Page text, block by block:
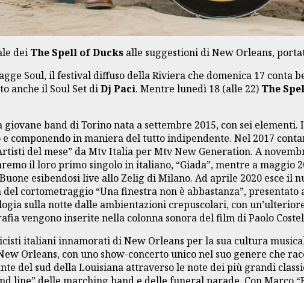
dei The Spell of Ducks alle suggestioni di New Orleans,
Soul, il festival diffuso della Riviera che domenica 17 conta
anche il Soul Set diDj Paci. Mentre lunedì 18 (alle 22) The
giovane band di Torino nata a settembre 2015, con sei
componendo in maniera del tutto indipendente. Nel 2017
del mese” da Mtv Italia per Mtv New Generation. A
il loro primo singolo in italiano, “Giada”, mentre a maggio
esibendosi live allo Zelig di Milano. Ad aprile 2020 esce il
cortometraggio “Una finestra non è abbastanza”, presentato
sulla notte dalle ambientazioni crepuscolari, con
vengono inserite nella colonna sonora del film di Paolo
italiani innamorati di New Orleans per la sua cultura
Orleans, con uno show-concerto unico nel suo genere che
del sud della Louisiana attraverso le note dei più grandi
line” delle marching band e delle funeral parade. Con Marco